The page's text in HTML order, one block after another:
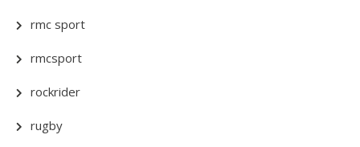
rmc sport
rmcsport
rockrider
rugby